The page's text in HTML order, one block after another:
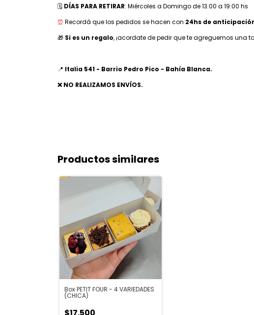
🗓️ DÍAS PARA RETIRAR: Miércoles a Domingo de 13:00 a 19:00 hs
⏰ Recordá que los pedidos se hacen con 24hs de
🎁 Si es un regalo, ¡acordate de pedir que te agreguemos una
📍 Italia 541 - Barrio Pedro Pico - Bahía Blanca.
❌ NO REALIZAMOS ENVÍOS.
Productos similares
Box PETIT FOUR - 4 VARIEDADES
(CHICA)
$17.500